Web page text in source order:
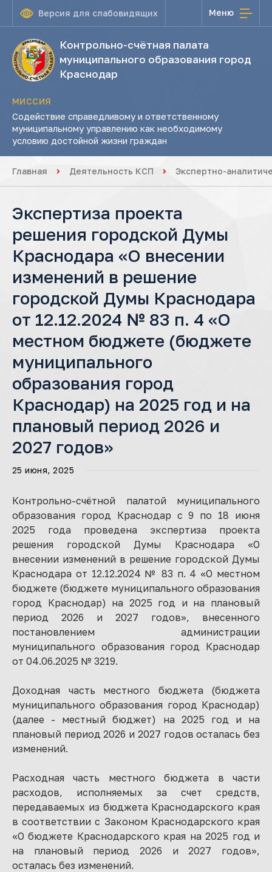
Версия для слабовидящих Меню
Контрольно-счётная палата
муниципального образования город
Краснодар
МИССИЯ
Содействие справедливому и ответственному
муниципальному управлению как необходимому
условию достойной жизни граждан
Главная Деятельность КСП Экспертно-
Экспертиза проекта
решения городской Думы
Краснодара «О внесении
изменений в решение
городской Думы Краснодара
от 12.12.2024 № 83 п. 4 «О
местном бюджете (бюджете
муниципального
образования город
Краснодар) на 2025 год и на
плановый период 2026 и
2027 годов»
25 июня, 2025
Контрольно-счётной палатой муниципального
образования город Краснодар с 9 по 18 июня
2025 года проведена экспертиза проекта
решения городской Думы Краснодара «О
внесении изменений в решение городской Думы
Краснодара от 12.12.2024 № 83 п. 4 «О местном
бюджете (бюджете муниципального образования
город Краснодар) на 2025 год и на плановый
период 2026 и 2027 годов», внесенного
постановлением администрации
муниципального образования город Краснодар
от 04.06.2025 № 3219.
Доходная часть местного бюджета (бюджета
муниципального образования город Краснодар)
(далее - местный бюджет) на 2025 год и на
плановый период 2026 и 2027 годов осталась без
изменений.
Расходная часть местного бюджета в части
расходов, исполняемых за счет средств,
передаваемых из бюджета Краснодарского края
в соответствии с Законом Краснодарского края
«О бюджете Краснодарского края на 2025 год и
на плановый период 2026 и 2027 годов»,
осталась без изменений.